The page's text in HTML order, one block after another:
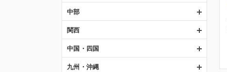
中部
関西
中国・四国
九州・沖縄